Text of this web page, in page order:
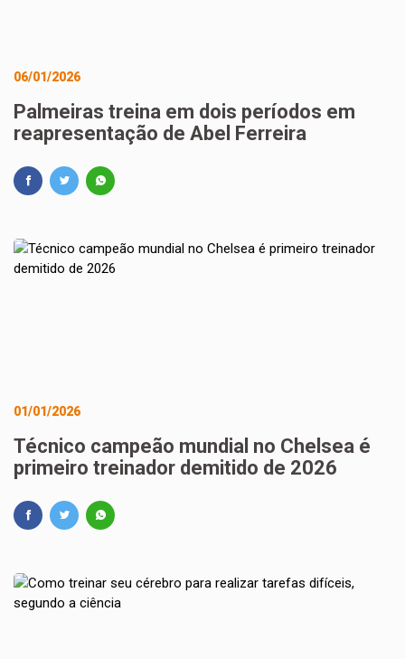
06/01/2026
Palmeiras treina em dois períodos em
reapresentação de Abel Ferreira
01/01/2026
Técnico campeão mundial no Chelsea é
primeiro treinador demitido de 2026